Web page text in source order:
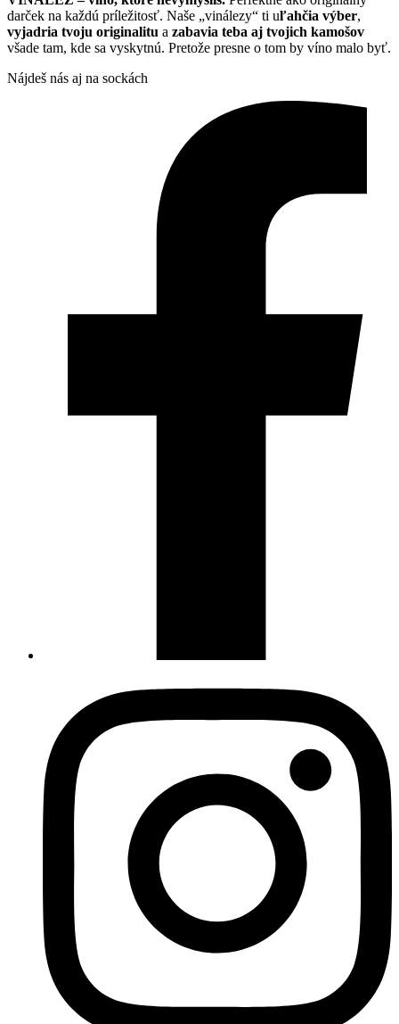
darček na každú príležitosť. Naše „vinálezy“ ti uľahčia výber,
vyjadria tvoju originalitu a zabavia teba aj tvojich kamošov
všade tam, kde sa vyskytnú. Pretože presne o tom by víno malo byť.
Nájdeš nás aj na sockách